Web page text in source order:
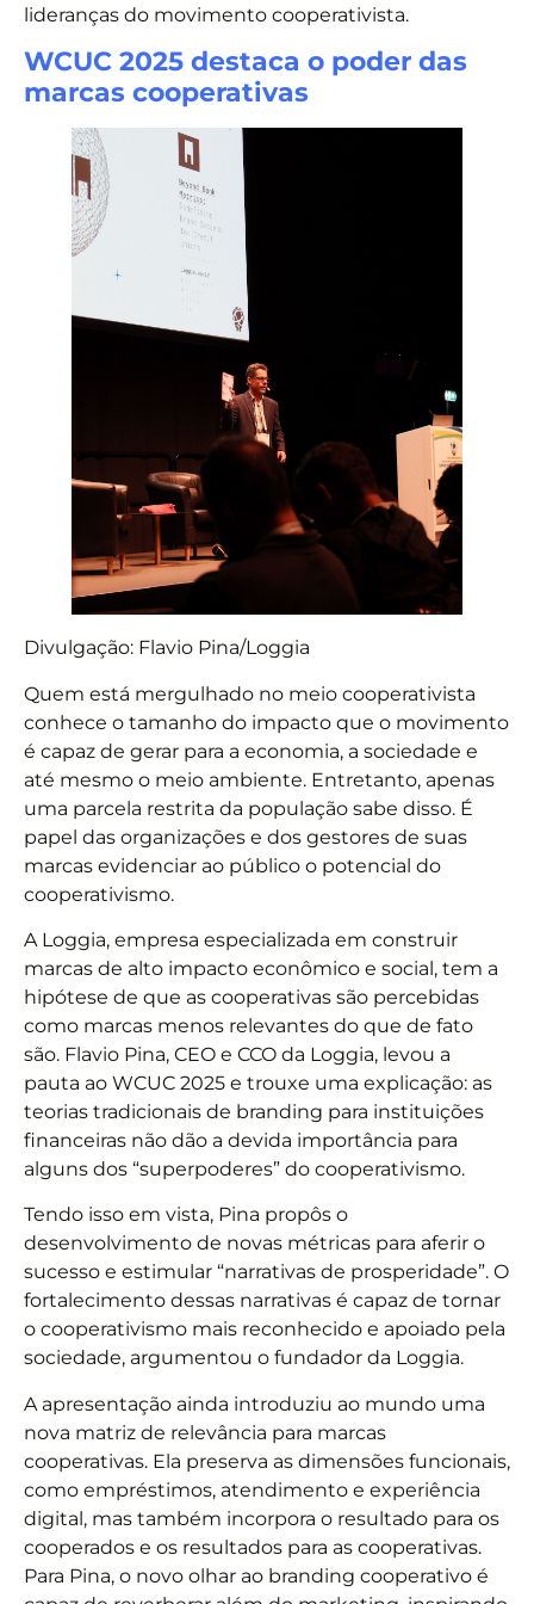
lideranças do movimento cooperativista.
WCUC 2025 destaca o poder das
marcas cooperativas
Divulgação: Flavio Pina/Loggia
Quem está mergulhado no meio cooperativista
conhece o tamanho do impacto que o movimento
é capaz de gerar para a economia, a sociedade e
até mesmo o meio ambiente. Entretanto, apenas
uma parcela restrita da população sabe disso. É
papel das organizações e dos gestores de suas
marcas evidenciar ao público o potencial do
cooperativismo.
A Loggia, empresa especializada em construir
marcas de alto impacto econômico e social, tem a
hipótese de que as cooperativas são percebidas
como marcas menos relevantes do que de fato
são. Flavio Pina, CEO e CCO da Loggia, levou a
pauta ao WCUC 2025 e trouxe uma explicação: as
teorias tradicionais de branding para instituições
financeiras não dão a devida importância para
alguns dos “superpoderes” do cooperativismo.
Tendo isso em vista, Pina propôs o
desenvolvimento de novas métricas para aferir o
sucesso e estimular “narrativas de prosperidade”. O
fortalecimento dessas narrativas é capaz de tornar
o cooperativismo mais reconhecido e apoiado pela
sociedade, argumentou o fundador da Loggia.
A apresentação ainda introduziu ao mundo uma
nova matriz de relevância para marcas
cooperativas. Ela preserva as dimensões funcionais,
como empréstimos, atendimento e experiência
digital, mas também incorpora o resultado para os
cooperados e os resultados para as cooperativas.
Para Pina, o novo olhar ao branding cooperativo é